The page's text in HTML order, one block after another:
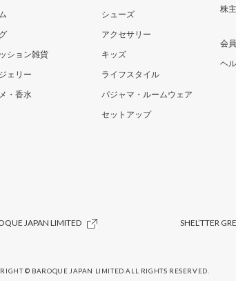
シューズ
アクセサリー
ション雑貨
キッズ
ェリー
ライフスタイル
・香水
パジャマ・ルームウェア
セットアップ
株
会
ヘ
JAPAN LIMITED SHEL’TTER
© BAROQUE JAPAN LIMITED ALL RIGHTS RESERVED.